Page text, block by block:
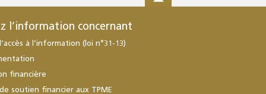
l’information concernant
à l’information (loi n°31-13)
financière
soutien financier aux TPME